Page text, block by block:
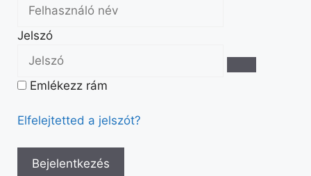
Jelszó
Emlékezz rám
Elfelejtetted a jelszót?